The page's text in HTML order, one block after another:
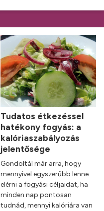
Tudatos étkezéssel
hatékony fogyás: a
kalóriaszabályozás
jelentősége
Gondoltál már arra, hogy
mennyivel egyszerűbb lenne
elérni a fogyási céljaidat, ha
minden nap pontosan
tudnád, mennyi kalóriára van